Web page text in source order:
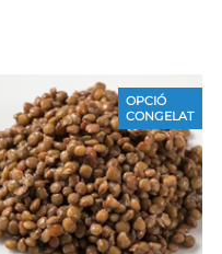
OPCIÓ
CONGELAT